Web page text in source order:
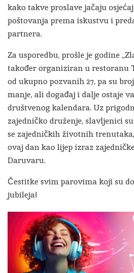
kako takve proslave jačaju
poštovanja prema iskustvu i
partnera.
Za usporedbu, prošle je godine
također organiziran u restoranu
od ukupno pozvanih 27, pa su
manje, ali događaj i dalje ostaje
društvenog kalendara. Uz
zajedničko druženje, slavljenici
se zajedničkih životnih
ovaj dan kao lijep izraz
Daruvaru.
Čestitke svim parovima koji su
jubileja!